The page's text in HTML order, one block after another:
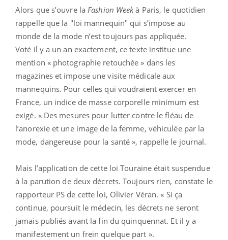
Alors que s’ouvre la Fashion Weekà Paris, le quotidien
rappelle que la "loi mannequin" qui s’impose au
monde de la mode n’est toujours pas appliquée.
Voté il y a un an exactement, ce texte institue une
mention « photographie retouchée » dans les
magazines et impose une visite médicale aux
mannequins. Pour celles qui voudraient exercer en
France, un indice de masse corporelle minimum est
exigé. « Des mesures pour lutter contre le fléau de
l’anorexie et une image de la femme, véhiculée par la
mode, dangereuse pour la santé », rappelle le journal.
Mais l’application de cette loi Touraine était suspendue
à la parution de deux décrets. Toujours rien, constate le
rapporteur PS de cette loi, Olivier Véran. « Si ça
continue, poursuit le médecin, les décrets ne seront
jamais publiés avant la fin du quinquennat. Et il y a
manifestement un frein quelque part ».